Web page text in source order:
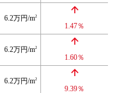
6.2万円/m2
1.47％
6.2万円/m2
1.60％
6.2万円/m2
9.39％